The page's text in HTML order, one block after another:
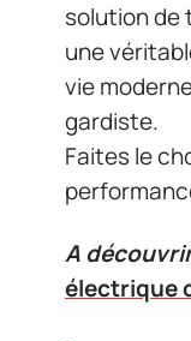
solution de
une
vie
gardiste.
Faites le
A
électrique